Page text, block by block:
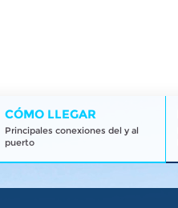
CÓMO LLEGAR
Principales conexiones del y al
puerto